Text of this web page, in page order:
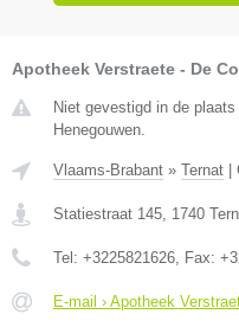
Apotheek Verstraete - De
Niet gevestigd in de
Henegouwen.
Vlaams-Brabant » Ternat
Statiestraat 145, 1740
Tel: +3225821626, Fax:
E-mail › Apotheek